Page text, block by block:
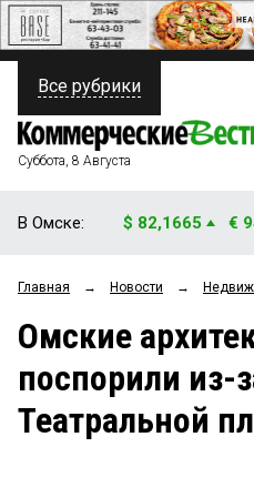
ПОЛИТИКА
ФИНАНСЫ
ОБЩЕСТВО
ЗАКОН
НОВОСТИ КОМПАНИЙ
Все рубрики
Суббота, 8 Августа
В Омске: $ 82,1665 €
Главная → Новости →
Омские
поспорили из-
Театральной